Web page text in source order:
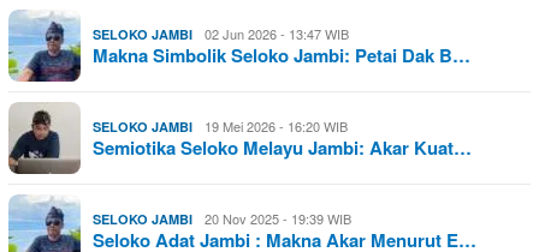
SELOKO JAMBI 02 Jun 2026 - 13:47 WIB
Makna Simbolik Seloko Jambi: Petai Dak B…
SELOKO JAMBI 19 Mei 2026 - 16:20 WIB
Semiotika Seloko Melayu Jambi: Akar Kuat…
SELOKO JAMBI 20 Nov 2025 - 19:39 WIB
Seloko Adat Jambi : Makna Akar Menurut E…